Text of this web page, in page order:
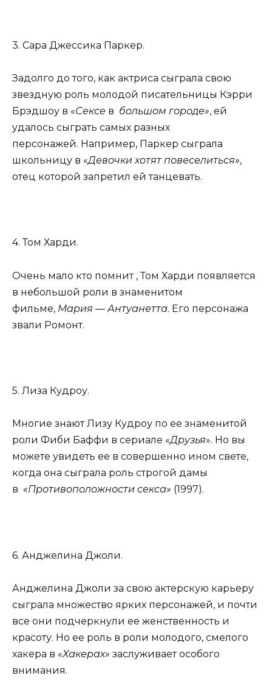
3. Сара Джессика Паркер.
Задолго до того, как актриса сыграла свою
звездную роль молодой писательницы Кэрри
Брэдшоу в «Сексе в большом городе», ей
удалось сыграть самых разных
персонажей. Например, Паркер сыграла
школьницу в «Девочки хотят повеселиться»,
отец которой запретил ей танцевать.
4. Том Харди.
Очень мало кто помнит , Том Харди появляется
в небольшой роли в знаменитом
фильме, Мария — Антуанетта. Его персонажа
звали Ромонт.
5. Лиза Кудроу.
Многие знают Лизу Кудроу по ее знаменитой
роли Фиби Баффи в сериале «Друзья». Но вы
можете увидеть ее в совершенно ином свете,
когда она сыграла роль строгой дамы
в «Противоположности секса» (1997).
6. Анджелина Джоли.
Анджелина Джоли за свою актерскую карьеру
сыграла множество ярких персонажей, и почти
все они подчеркнули ее женственность и
красоту. Но ее роль в роли молодого, смелого
хакера в «Хакерах» заслуживает особого
внимания.